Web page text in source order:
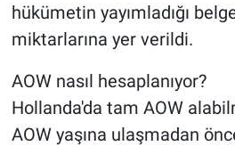
hükümetin yayımladığı
miktarlarına yer verildi.
AOW nasıl hesaplanıyor?
Hollanda'da tam AOW
AOW yaşına ulaşmadan